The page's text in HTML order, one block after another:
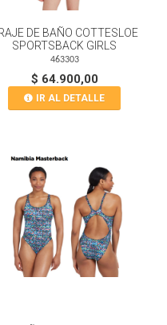
DE BAÑO COTTESLOE
SPORTSBACK GIRLS
463303
$ 64.900,00
IR AL DETALLE